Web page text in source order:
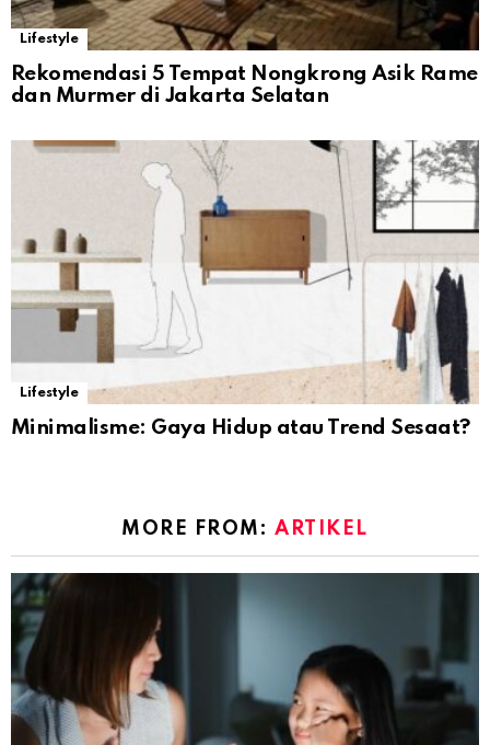
Lifestyle
Rekomendasi 5 Tempat Nongkrong Asik Rame
dan Murmer di Jakarta Selatan
Lifestyle
Minimalisme: Gaya Hidup atau Trend Sesaat?
MORE FROM:ARTIKEL